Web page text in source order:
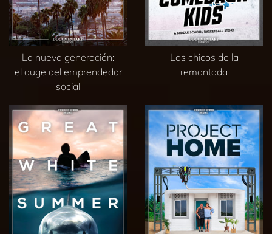
La nueva generación:
el auge del emprendedor
social
Los chicos de la
remontada